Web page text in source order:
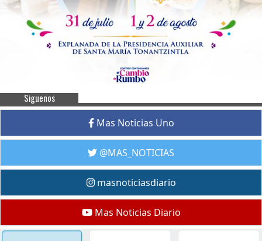
Siguenos
Mas Noticias Uno
@MAS_NOTICIAS
masnoticiasdiario
Mas Noticias Diario